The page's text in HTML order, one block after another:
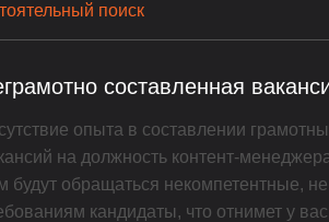
поиск
составленная
опыта в составлении
на должность контент-
будут обращаться некомпетентные,
кандидаты, что отнимет у